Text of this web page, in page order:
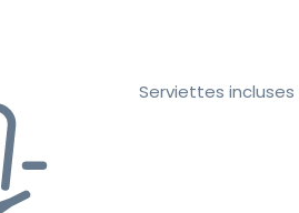
Serviettes incluses